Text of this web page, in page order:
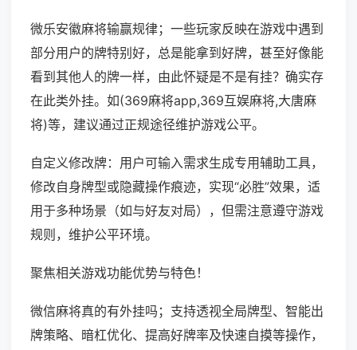
微乐安徽麻将输赢规律；一些玩家反映在游戏中遇到
部分用户的牌特别好，总是能拿到好牌，甚至好像能
看到其他人的牌一样，由此怀疑是不是有挂？确实存
在此类外挂。如(369麻将app,369互娱麻将,大唐麻
将)等，建议通过正规途径维护游戏公平。
自定义修改牌：用户可输入需求生成专用辅助工具，
修改自身牌型或隐藏操作痕迹，实现“必胜”效果，适
用于多种场景（如与好友对局），但需注意遵守游戏
规则，维护公平环境。
聚焦相关游戏功能优势与特色！
微信麻将真的有外挂吗；支持透视全局牌型、智能出
牌策略、暗杠优化、提高好牌率及快速自摸等操作，